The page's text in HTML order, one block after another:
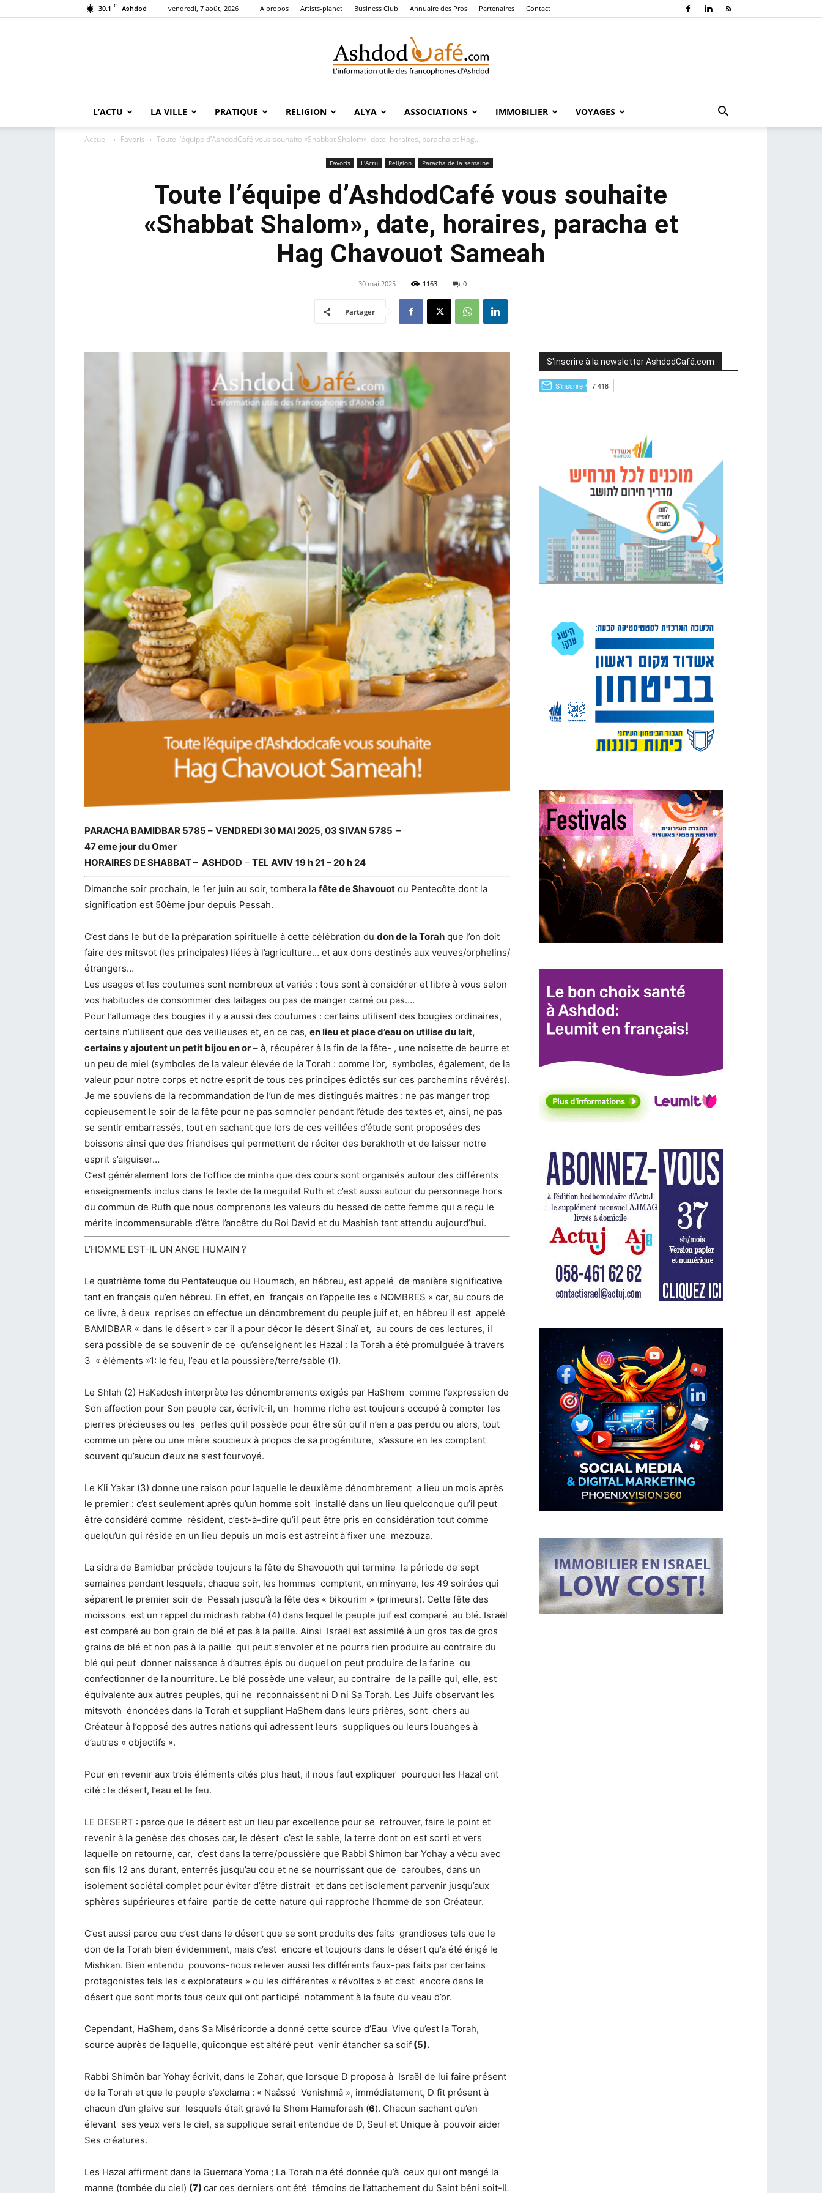
30.1 C Ashdod vendredi, 7 août, 2026 A propos Artists-planet Business Club Annuaire des Pros Partenaires Contact
Café
L’ACTU LA VILLE PRATIQUE RELIGION ALYA ASSOCIATIONS IMMOBILIER VOYAGES
Accueil Favoris Toute l’équipe d’AshdodCafé vous souhaite «Shabbat Shalom», date, horaires, paracha et Hag...
Favoris L'Actu Religion Paracha de la semaine
Toute l’équipe d’AshdodCafé vous souhaite
«Shabbat Shalom», date, horaires, paracha et
Hag Chavouot Sameah
30 mai 2025 1163 0
Partager
PARACHA BAMIDBAR 5785 – VENDREDI 30 MAI 2025, 03 SIVAN 5785 –
47 eme jour du Omer
HORAIRES DE SHABBAT – ASHDOD – TEL AVIV 19 h 21 – 20 h 24
Dimanche soir prochain, le 1er juin au soir, tombera la fête de Shavouot ou Pentecôte dont la
signification est 50ème jour depuis Pessah.
C’est dans le but de la préparation spirituelle à cette célébration du don de la Torah que l’on doit
faire des mitsvot (les principales) liées à l’agriculture… et aux dons destinés aux veuves/orphelins/
étrangers…
Les usages et les coutumes sont nombreux et variés : tous sont à considérer et libre à vous selon
vos habitudes de consommer des laitages ou pas de manger carné ou pas….
Pour l’allumage des bougies il y a aussi des coutumes : certains utilisent des bougies ordinaires,
certains n’utilisent que des veilleuses et, en ce cas, en lieu et place d’eau on utilise du lait,
certains y ajoutent un petit bijou en or – à, récupérer à la fin de la fête- , une noisette de beurre et
un peu de miel (symboles de la valeur élevée de la Torah : comme l’or, symboles, également, de la
valeur pour notre corps et notre esprit de tous ces principes édictés sur ces parchemins révérés).
Je me souviens de la recommandation de l’un de mes distingués maîtres : ne pas manger trop
copieusement le soir de la fête pour ne pas somnoler pendant l’étude des textes et, ainsi, ne pas
se sentir embarrassés, tout en sachant que lors de ces veillées d’étude sont proposées des
boissons ainsi que des friandises qui permettent de réciter des berakhoth et de laisser notre
esprit s’aiguiser…
C’est généralement lors de l’office de minha que des cours sont organisés autour des différents
enseignements inclus dans le texte de la meguilat Ruth et c’est aussi autour du personnage hors
du commun de Ruth que nous comprenons les valeurs du hessed de cette femme qui a reçu le
mérite incommensurable d’être l’ancêtre du Roi David et du Mashiah tant attendu aujourd’hui.
L’HOMME EST-IL UN ANGE HUMAIN ?
Le quatrième tome du Pentateuque ou Houmach, en hébreu, est appelé de manière significative
tant en français qu’en hébreu. En effet, en français on l’appelle les « NOMBRES » car, au cours de
ce livre, à deux reprises on effectue un dénombrement du peuple juif et, en hébreu il est appelé
BAMIDBAR « dans le désert » car il a pour décor le désert Sinaï et, au cours de ces lectures, il
sera possible de se souvenir de ce qu’enseignent les Hazal : la Torah a été promulguée à travers
3 « éléments »1: le feu, l’eau et la poussière/terre/sable (1).
Le Shlah (2) HaKadosh interprète les dénombrements exigés par HaShem comme l’expression de
Son affection pour Son peuple car, écrivit-il, un homme riche est toujours occupé à compter les
pierres précieuses ou les perles qu’il possède pour être sûr qu’il n’en a pas perdu ou alors, tout
comme un père ou une mère soucieux à propos de sa progéniture, s’assure en les comptant
souvent qu’aucun d’eux ne s’est fourvoyé.
Le Kli Yakar (3) donne une raison pour laquelle le deuxième dénombrement a lieu un mois après
le premier : c’est seulement après qu’un homme soit installé dans un lieu quelconque qu’il peut
être considéré comme résident, c’est-à-dire qu’il peut être pris en considération tout comme
quelqu’un qui réside en un lieu depuis un mois est astreint à fixer une mezouza.
La sidra de Bamidbar précède toujours la fête de Shavouoth qui termine la période de sept
semaines pendant lesquels, chaque soir, les hommes comptent, en minyane, les 49 soirées qui
séparent le premier soir de Pessah jusqu’à la fête des « bikourim » (primeurs). Cette fête des
moissons est un rappel du midrash rabba (4) dans lequel le peuple juif est comparé au blé. Israël
est comparé au bon grain de blé et pas à la paille. Ainsi Israël est assimilé à un gros tas de gros
grains de blé et non pas à la paille qui peut s’envoler et ne pourra rien produire au contraire du
blé qui peut donner naissance à d’autres épis ou duquel on peut produire de la farine ou
confectionner de la nourriture. Le blé possède une valeur, au contraire de la paille qui, elle, est
équivalente aux autres peuples, qui ne reconnaissent ni D ni Sa Torah. Les Juifs observant les
mitsvoth énoncées dans la Torah et suppliant HaShem dans leurs prières, sont chers au
Créateur à l’opposé des autres nations qui adressent leurs suppliques ou leurs louanges à
d’autres « objectifs ».
Pour en revenir aux trois éléments cités plus haut, il nous faut expliquer pourquoi les Hazal ont
cité : le désert, l’eau et le feu.
LE DESERT : parce que le désert est un lieu par excellence pour se retrouver, faire le point et
revenir à la genèse des choses car, le désert c’est le sable, la terre dont on est sorti et vers
laquelle on retourne, car, c’est dans la terre/poussière que Rabbi Shimon bar Yohay a vécu avec
son fils 12 ans durant, enterrés jusqu’au cou et ne se nourrissant que de caroubes, dans un
isolement sociétal complet pour éviter d’être distrait et dans cet isolement parvenir jusqu’aux
sphères supérieures et faire partie de cette nature qui rapproche l’homme de son Créateur.
C’est aussi parce que c’est dans le désert que se sont produits des faits grandioses tels que le
don de la Torah bien évidemment, mais c’est encore et toujours dans le désert qu’a été érigé le
Mishkan. Bien entendu pouvons-nous relever aussi les différents faux-pas faits par certains
protagonistes tels les « explorateurs » ou les différentes « révoltes » et c’est encore dans le
désert que sont morts tous ceux qui ont participé notamment à la faute du veau d’or.
Cependant, HaShem, dans Sa Miséricorde a donné cette source d’Eau Vive qu’est la Torah,
source auprès de laquelle, quiconque est altéré peut venir étancher sa soif (5).
Rabbi Shimôn bar Yohay écrivit, dans le Zohar, que lorsque D proposa à Israël de lui faire présent
de la Torah et que le peuple s’exclama : « Naâssé Venishmâ », immédiatement, D fit présent à
chacun d’un glaive sur lesquels était gravé le Shem Hameforash (6). Chacun sachant qu’en
élevant ses yeux vers le ciel, sa supplique serait entendue de D, Seul et Unique à pouvoir aider
Ses créatures.
Les Hazal affirment dans la Guemara Yoma ; La Torah n’a été donnée qu’à ceux qui ont mangé la
manne (tombée du ciel) (7) car ces derniers ont été témoins de l’attachement du Saint béni soit-IL
S'inscrire à la newsletter AshdodCafé.com